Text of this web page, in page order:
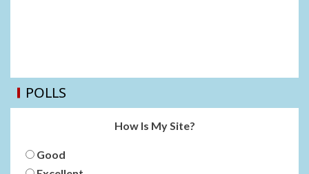
POLLS
How Is My Site?
Good